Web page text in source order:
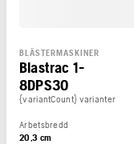
BLÄSTERMASKINER
Blastrac 1-
8DPS30
{variantCount} varianter
Arbetsbredd
20,3 cm